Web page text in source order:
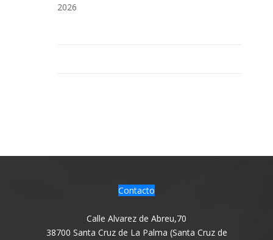
2026
Contacto
Calle Alvarez de Abreu,70
38700 Santa Cruz de La Palma (Santa Cruz de